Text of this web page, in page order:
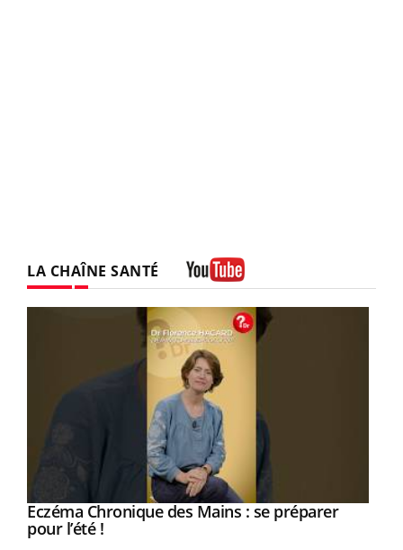
LA CHAÎNE SANTÉ
Youtube
Eczéma Chronique des Mains : se préparer
pour l’été !Youtube